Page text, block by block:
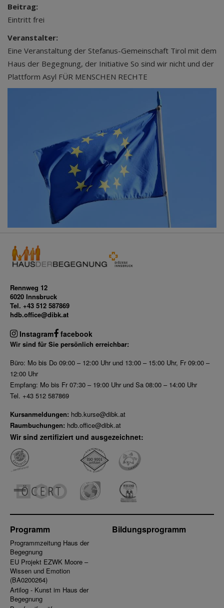
Beitrag:
Eintritt frei
Veranstalter:
Eine Veranstaltung der Stefanus-Gemeinschaft Tirol mit dem
Haus der Begegnung, der Initiative So sind wir nicht und der
Plattform Asyl FÜR MENSCHEN RECHTE
Rennweg 12
6020 Innsbruck
Tel. +43 512 587869
hdb.office@dibk.at
Instagram facebook
Wir sind für Sie persönlich erreichbar:
Büro: Mo bis Do 09:00 – 12:00 Uhr und 13:00 – 15:00 Uhr, Fr 09:00 –
12:00 Uhr
Empfang: Mo bis Fr 07:30 – 19:00 Uhr und Sa 08:00 – 14:00 Uhr
Tel. +43 512 587869
Kursanmeldungen: hdb.kurse@dibk.at
Raumbuchungen: hdb.office@dibk.at
Wir sind zertifiziert und ausgezeichnet:
Programm
Programmzeitung Haus der
Begegnung
EU Projekt EZWK Moore –
Wissen und Emotion
(BA0200264)
Artilog - Kunst im Haus der
Begegnung
Bildungsprogramm